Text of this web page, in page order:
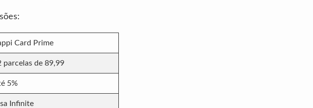
Card Prime
parcelas de 89,99
5%
Infinite